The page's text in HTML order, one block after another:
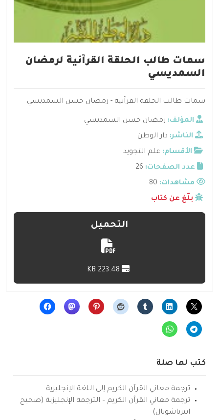
سمات طالب الحلقة القرآنية لرمضان
السمديسي
سمات طالب الحلقة القرآنية - رمضان حسن السمديسي
المؤلف: رمضان حسن السمديسي
الناشر: دار الوطن
الأقسام: علم التجويد
عدد الصفحات: 26
مشاهدات:
بلّغ عن كتاب
التحميل
كتب لها صلة
ترجمة معاني القرآن الكريم إلى اللغة الإنجليزية
ترجمة معاني القرآن الكريم – الترجمة الإنجليزية (صحيح
انترناشونال)